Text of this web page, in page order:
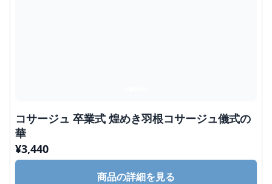
コサージュ 卒業式 煌めき羽根コサージュ儀式の
華
¥3,440
商品の詳細を見る